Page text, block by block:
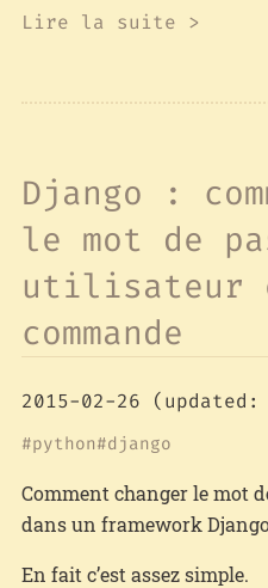
Lire la suite >
Django :
le mot de
utilisateur
commande
2015-02-26 (updated:
python django
Comment changer le mot
dans un framework
En fait c’est assez simple.